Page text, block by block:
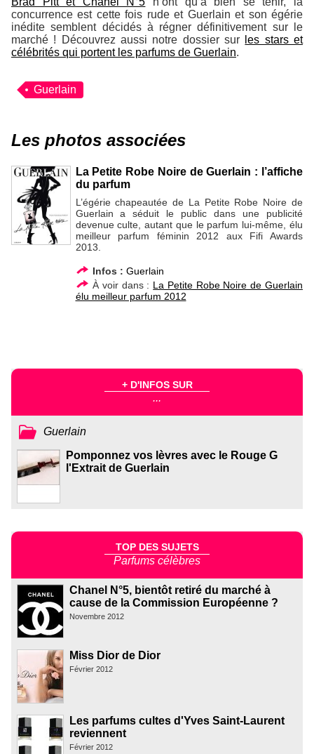
concurrence est cette fois rude et Guerlain et son égérie
inédite semblent décidés à régner définitivement sur le
marché ! Découvrez aussi notre dossier sur
les stars et
célébrités qui portent les parfums de Guerlain.
Guerlain
Les photos associées
La Petite Robe Noire de Guerlain : l’affiche
du parfum
L’égérie chapeautée de La Petite Robe Noire de
Guerlain a séduit le public dans une publicité
devenue culte, autant que le parfum lui-même, élu
meilleur parfum féminin 2012 aux Fifi Awards
2013.
Infos : Guerlain
À voir dans : La Petite Robe Noire de Guerlain
élu meilleur parfum 2012
+ D'INFOS SUR
...
Guerlain
Pomponnez vos lèvres avec le Rouge G
l'Extrait de Guerlain
TOP DES SUJETS
Parfums célèbres
Chanel N°5, bientôt retiré du marché à
cause de la Commission Européenne ?
Novembre 2012
Miss Dior de Dior
Février 2012
Les parfums cultes d'Yves Saint-Laurent
reviennent
Février 2012